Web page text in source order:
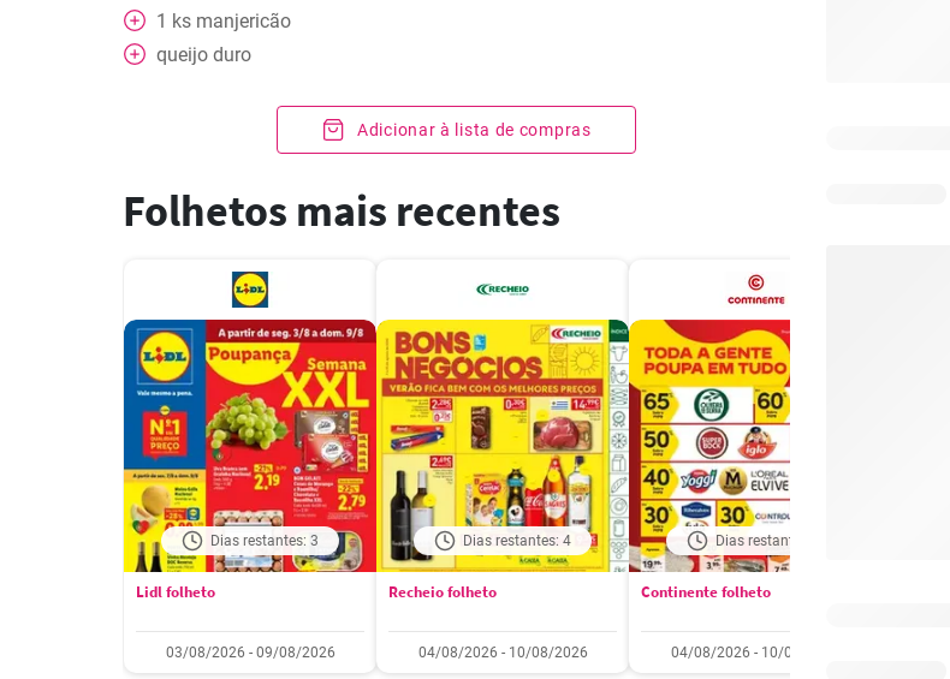
1 ks manjericão
queijo duro
Adicionar à lista de compras
Folhetos mais recentes
Dias restantes: 3
Lidl folheto
03/08/2026 - 09/08/2026
Dias restantes: 4
Recheio folheto
04/08/2026 - 10/08/2026
Dias restantes: 4
Continente folheto
04/08/2026 - 10/08/2026